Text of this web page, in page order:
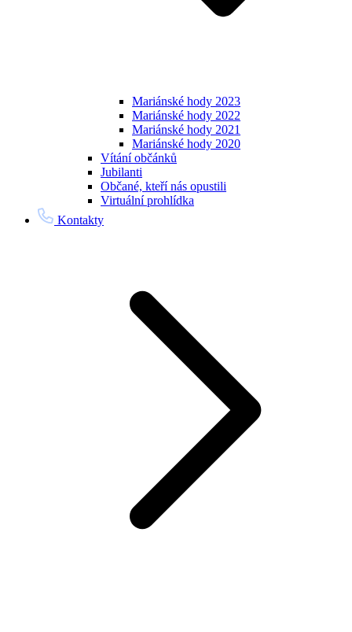
Mariánské hody 2023
Mariánské hody 2022
Mariánské hody 2021
Mariánské hody 2020
Vítání občánků
Jubilanti
Občané, kteří nás opustili
Virtuální prohlídka
Kontakty